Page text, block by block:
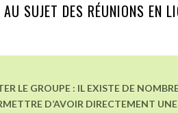
SUJET DES RÉUNIONS EN
LE GROUPE : IL EXISTE DE
D’AVOIR DIRECTEMENT